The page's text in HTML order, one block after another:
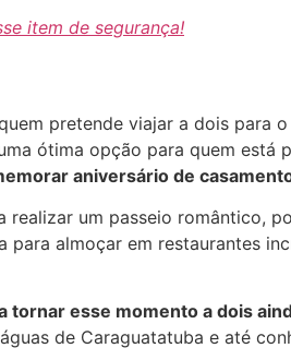
item de segurança!
pretende viajar a dois para
ótima opção para quem está
aniversário de
um passeio romântico,
para almoçar em restaurantes
tornar esse momento a dois
de Caraguatatuba e até